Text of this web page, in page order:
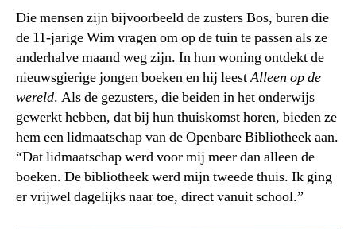
Die mensen zijn bijvoorbeeld de zusters Bos, buren die
de 11-jarige Wim vragen om op de tuin te passen als ze
anderhalve maand weg zijn. In hun woning ontdekt de
nieuwsgierige jongen boeken en hij leestAlleen op de
wereld. Als de gezusters, die beiden in het onderwijs
gewerkt hebben, dat bij hun thuiskomst horen, bieden ze
hem een lidmaatschap van de Openbare Bibliotheek aan.
“Dat lidmaatschap werd voor mij meer dan alleen de
boeken. De bibliotheek werd mijn tweede thuis. Ik ging
er vrijwel dagelijks naar toe, direct vanuit school.”